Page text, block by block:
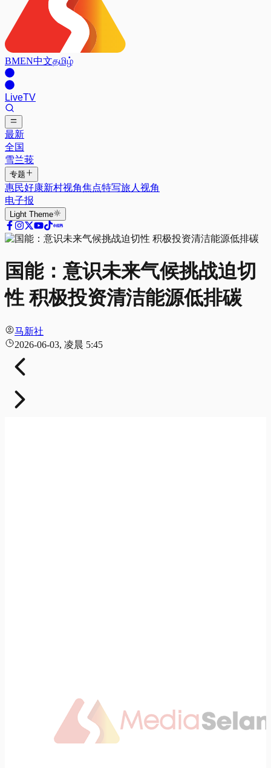
BMEN中文தமிழ்
LiveTV
最新
全国
雪兰莪
专题
惠民好康新村视角焦点特写旅人视角
电子报
Light Theme
国能：意识未来气候挑战迫切
性 积极投资清洁能源低排碳
马新社
2026-06-03, 凌晨 5:45